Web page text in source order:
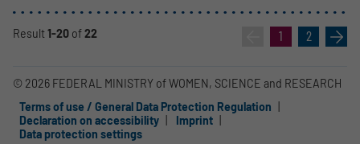
Result1-20 of22 1 2 »
© 2026 FEDERAL MINISTRY of WOMEN, SCIENCE and RESEARCH
Terms of use / General Data Protection Regulation
Declaration on accessibility
Imprint
Data protection settings